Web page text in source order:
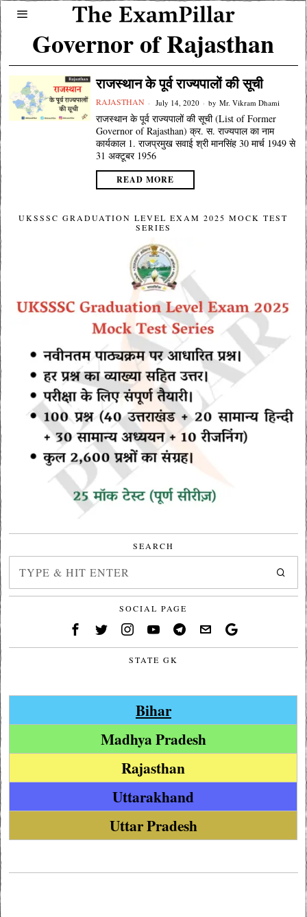
Governor of Rajasthan
राजस्थान के पूर्व राज्यपालों की सूची
RAJASTHAN July 14, 2020 by Mr. Vikram Dhami
राजस्थान के पूर्व राज्यपालों की सूची (List of Former
Governor of Rajasthan) क्र. स. राज्यपाल का नाम
कार्यकाल 1. राजप्रमुख सवाई श्री मानसिंह 30 मार्च 1949 से
31 अक्टूबर 1956
READ MORE
UKSSSC GRADUATION LEVEL EXAM 2025 MOCK TEST
SERIES
SEARCH
SOCIAL PAGE
STATE GK
Bihar
Madhya Pradesh
Rajasthan
Uttarakhand
Uttar Pradesh